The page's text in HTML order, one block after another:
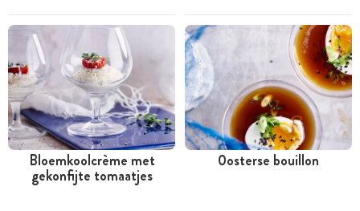
Bloemkoolcrème met
gekonfijte tomaatjes
0osterse bouillon